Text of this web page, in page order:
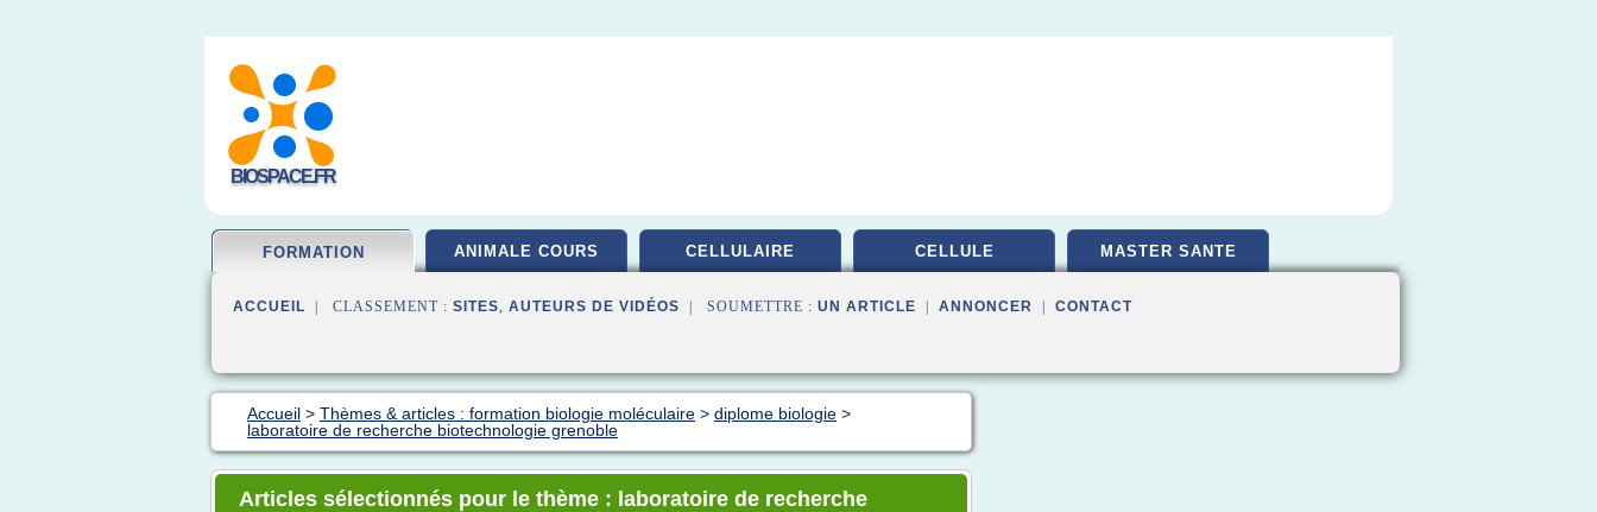
BIOSPACE.FR
FORMATION ANIMALE COURS CELLULAIRE CELLULE MASTER SANTE
ACCUEIL | CLASSEMENT : SITES, AUTEURS DE VIDÉOS | SOUMETTRE : UN ARTICLE ANNONCER CONTACT
Accueil > Thèmes & articles : formation biologie moléculaire > diplome biologie >
laboratoire de recherche biotechnologie grenoble
Articles sélectionnés pour le thème : laboratoire de recherche